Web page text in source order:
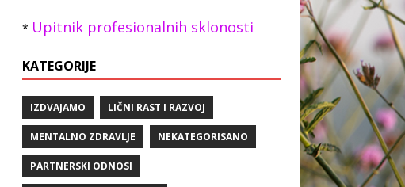
* Upitnik profesionalnih sklonosti
KATEGORIJE
IZDVAJAMO LIČNI RAST I RAZVOJ
MENTALNO ZDRAVLJE NEKATEGORISANO
PARTNERSKI ODNOSI